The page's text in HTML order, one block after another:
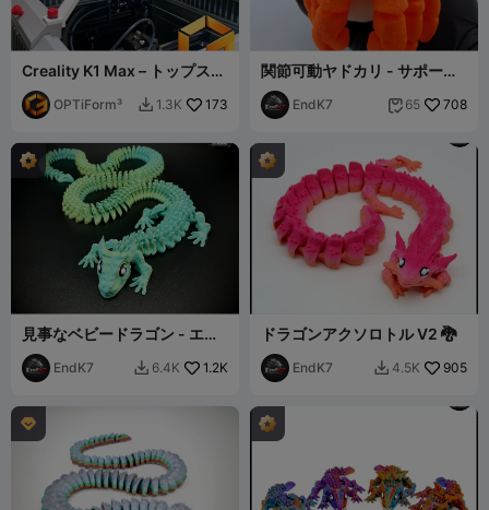
Creality K1 Max – トップスプ
ールフィラメントホルダー
OPTiForm³  1.3K 173
関節可動ヤドカリ - サポート
不要
EndK7  65 708
見事なベビードラゴン - エク
ストラロングバージョン
EndK7  6.4K 1.2K
ドラゴンアクソロトル V2 🐉
EndK7  4.5K 905
